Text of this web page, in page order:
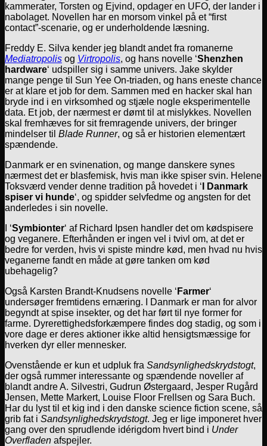
kammerater, Torsten og Ejvind, opdager en UFO, der lander i
nabolaget. Novellen har en morsom vinkel på et “first
contact”-scenarie, og er underholdende læsning.
Freddy E. Silva kender jeg blandt andet fra romanerne
Mediatropolis og Virtropolis, og hans novelle ‘Shenzhen
hardware‘ udspiller sig i samme univers. Jake skylder
mange penge til Sun Yee On-triaden, og hans eneste chance
er at klare et job for dem. Sammen med en hacker skal han
bryde ind i en virksomhed og stjæle nogle eksperimentelle
data. Et job, der nærmest er dømt til at mislykkes. Novellen
skal fremhæves for sit fremragende univers, der bringer
mindelser til Blade Runner, og så er historien elementært
spændende.
Danmark er en svinenation, og mange danskere synes
nærmest det er blasfemisk, hvis man ikke spiser svin. Helene
Toksværd vender denne tradition på hovedet i ‘ I Danmark
spiser vi hunde‘, og spidder selvfedme og angsten for det
anderledes i sin novelle.
I ‘Symbionter‘ af Richard Ipsen handler det om kødspisere
og veganere. Efterhånden er ingen vel i tvivl om, at det er
bedre for verden, hvis vi spiste mindre kød, men hvad nu hvis
veganerne fandt en måde at gøre tanken om kød
ubehagelig?
Også Karsten Brandt-Knudsens novelle ‘ Farmer‘
undersøger fremtidens ernæring. I Danmark er man for alvor
begyndt at spise insekter, og det har ført til nye former for
farme. Dyrerettighedsforkæmpere findes dog stadig, og som i
vore dage er deres aktioner ikke altid hensigtsmæssige for
hverken dyr eller mennesker.
Ovenstående er kun et udpluk fra Sandsynlighedskrydstogt,
der også rummer interessante og spændende noveller af
blandt andre A. Silvestri, Gudrun Østergaard, Jesper Rugård
Jensen, Mette Markert, Louise Floor Frellsen og Sara Buch.
Har du lyst til et kig ind i den danske science fiction scene, så
grib fat i Sandsynlighedskrydstogt. Jeg er lige imponeret hver
gang over den sprudlende idérigdom hvert bind i Under
Overfladen afspejler.